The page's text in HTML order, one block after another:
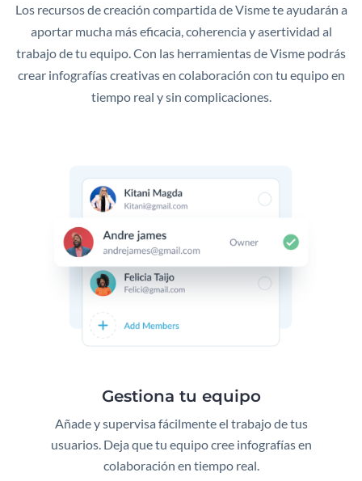
Los recursos de creación compartida de Visme te ayudarán a
aportar mucha más eficacia, coherencia y asertividad al
trabajo de tu equipo. Con las herramientas de Visme podrás
crear infografías creativas en colaboración con tu equipo en
tiempo real y sin complicaciones.
Gestiona tu equipo
Añade y supervisa fácilmente el trabajo de tus
usuarios. Deja que tu equipo cree infografías en
colaboración en tiempo real.